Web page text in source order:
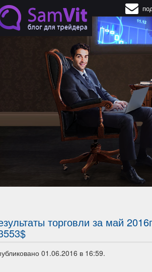
Начни торговлю
без вложений и риска
С НОВЫМ
БОНУСОМ
торговли за май
01.06.2016 в 16:59.